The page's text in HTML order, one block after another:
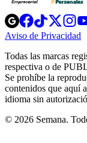
Opens
in
new
Opens
in
new
Opens
in
new
Aviso de Privacidad
Todas las marcas
respectiva o de
Se prohíbe la
contenidos que aquí
idioma sin
© 2026 Semana.